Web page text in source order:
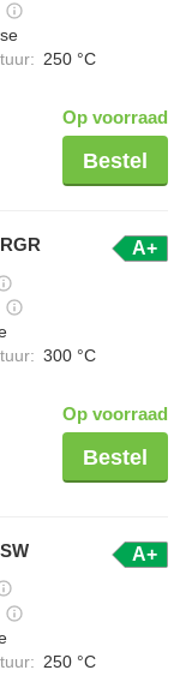
: 250 °C
Op voorraad
Bestel
A+
: 300 °C
Op voorraad
Bestel
A+
: 250 °C